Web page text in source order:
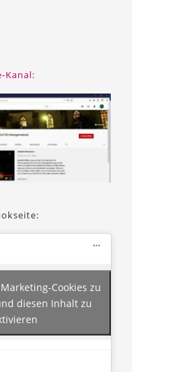
Kanal:
Cookies zu
diesen Inhalt zu